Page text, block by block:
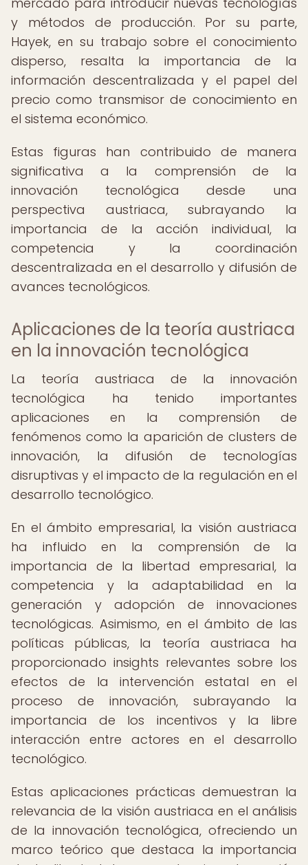
y métodos de producción. Por su parte,
Hayek, en su trabajo sobre el conocimiento
disperso, resalta la importancia de la
información descentralizada y el papel del
precio como transmisor de conocimiento en
el sistema económico.
Estas figuras han contribuido de manera
significativa a la comprensión de la
innovación tecnológica desde una
perspectiva austriaca, subrayando la
importancia de la acción individual, la
competencia y la coordinación
descentralizada en el desarrollo y difusión de
avances tecnológicos.
Aplicaciones de la teoría austriaca
en la innovación tecnológica
La teoría austriaca de la innovación
tecnológica ha tenido importantes
aplicaciones en la comprensión de
fenómenos como la aparición de clusters de
innovación, la difusión de tecnologías
disruptivas y el impacto de la regulación en el
desarrollo tecnológico.
En el ámbito empresarial, la visión austriaca
ha influido en la comprensión de la
importancia de la libertad empresarial, la
competencia y la adaptabilidad en la
generación y adopción de innovaciones
tecnológicas. Asimismo, en el ámbito de las
políticas públicas, la teoría austriaca ha
proporcionado insights relevantes sobre los
efectos de la intervención estatal en el
proceso de innovación, subrayando la
importancia de los incentivos y la libre
interacción entre actores en el desarrollo
tecnológico.
Estas aplicaciones prácticas demuestran la
relevancia de la visión austriaca en el análisis
de la innovación tecnológica, ofreciendo un
marco teórico que destaca la importancia